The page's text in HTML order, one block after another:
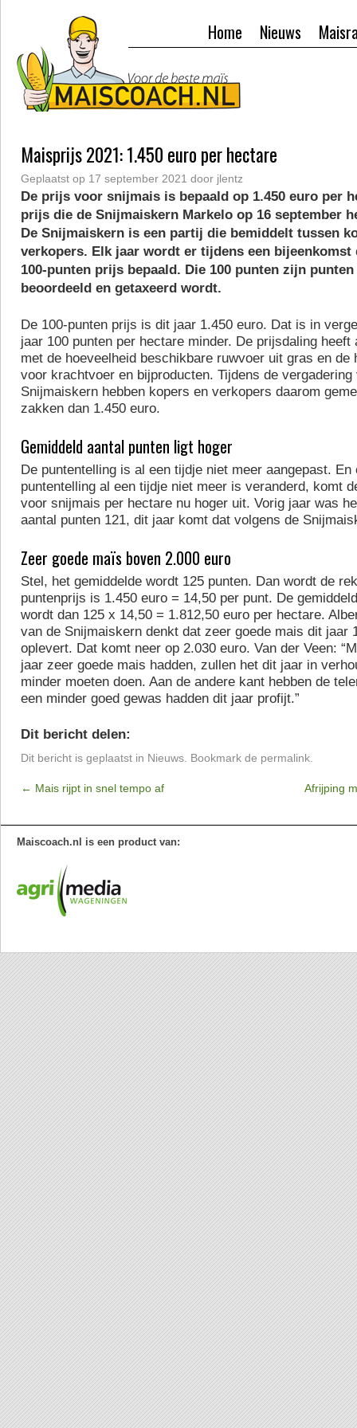
Nieuws
Home
Maisprijs 2021: 1.450 euro per hectare
Geplaatst op 17 september 2021 door jlentz
De prijs voor snijmais is bepaald op 1.450 euro per
prijs die de Snijmaiskern Markelo op 16 september
De Snijmaiskern is een partij die bemiddelt tussen
verkopers. Elk jaar wordt er tijdens een bijeenkomst
100-punten prijs bepaald. Die 100 punten zijn
beoordeeld en getaxeerd wordt.
De 100-punten prijs is dit jaar 1.450 euro. Dat is in
jaar 100 punten per hectare minder. De prijsdaling heeft
met de hoeveelheid beschikbare ruwvoer uit gras en de
voor krachtvoer en bijproducten. Tijdens de vergadering
Snijmaiskern hebben kopers en verkopers daarom
zakken dan 1.450 euro.
Gemiddeld aantal punten ligt hoger
De puntentelling is al een tijdje niet meer aangepast. En
puntentelling al een tijdje niet meer is veranderd, komt
voor snijmais per hectare nu hoger uit. Vorig jaar was
aantal punten 121, dit jaar komt dat volgens de
Zeer goede maïs boven 2.000 euro
Stel, het gemiddelde wordt 125 punten. Dan wordt de
puntenprijs is 1.450 euro = 14,50 per punt. De
wordt dan 125 x 14,50 = 1.812,50 euro per hectare.
van de Snijmaiskern denkt dat zeer goede mais dit jaar
oplevert. Dat komt neer op 2.030 euro. Van der Veen:
jaar zeer goede mais hadden, zullen het dit jaar in
minder moeten doen. Aan de andere kant hebben de
een minder goed gewas hadden dit jaar profijt.”
Dit bericht delen:
Dit bericht is geplaatst in Nieuws . Bookmark de permalink
← Mais rijpt in snel tempo af Afrijping
Maiscoach.nl is een product van: